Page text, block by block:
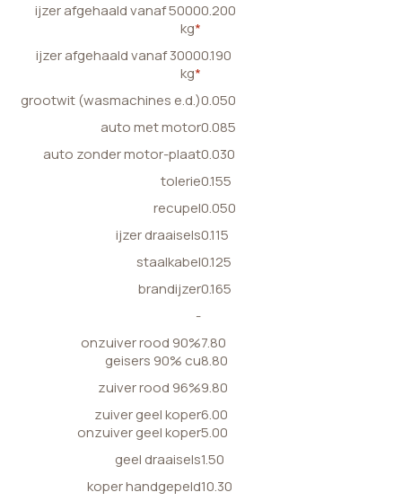
ijzer afgehaald vanaf 5000
kg*
0.200
ijzer afgehaald vanaf 3000
kg*
0.190
grootwit (wasmachines e.d.)0.050
auto met motor0.085
auto zonder motor-plaat0.030
tolerie0.155
recupel0.050
ijzer draaisels0.115
staalkabel0.125
brandijzer0.165
-
onzuiver rood 90%
geisers 90% cu
7.80
8.80
zuiver rood 96%9.80
zuiver geel koper
onzuiver geel koper
6.00
5.00
geel draaisels1.50
koper handgepeld10.30